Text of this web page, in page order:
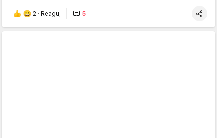
2 · Reaguj 5